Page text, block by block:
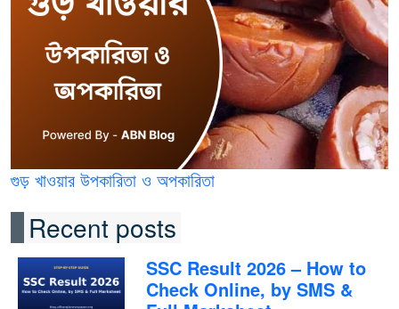
গুড় খাওয়ার উপকারিতা ও অপকারিতা
Recent posts
SSC Result 2026 – How to
Check Online, by SMS &